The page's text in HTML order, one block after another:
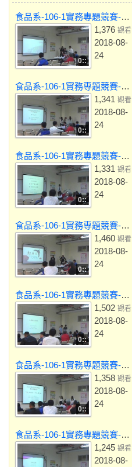
食品系-106-1實務專題競賽-藜享
0::
1,376 觀看
2018-08-
24
食品系-106-1實務專題競賽-鳳「藜」酥
0::
1,341 觀看
2018-08-
24
食品系-106-1實務專題競賽-食品中重金屬鉛及鎘之檢驗
0::
1,331 觀看
2018-08-
24
食品系-106-1實務專題競賽-紅寶石
0::
1,460 觀看
2018-08-
24
食品系-106-1實務專題競賽-紅藜酵素洗面乳
0::
1,502 觀看
2018-08-
24
食品系-106-1實務專題競賽-「薯」於你的，「芋」罷不能
0::
1,358 觀看
2018-08-
24
食品系-106-1實務專題競賽-水果冰磚
1,245 觀看
2018-08-